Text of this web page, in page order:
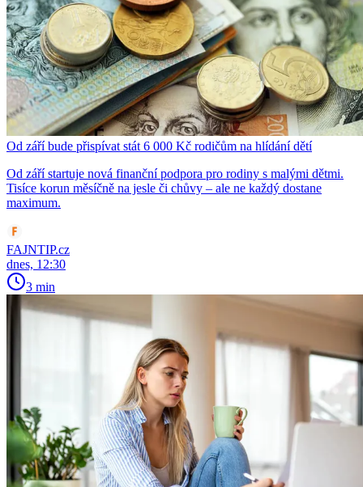
Od září bude přispívat stát 6 000 Kč rodičům na hlídání dětí
Od září startuje nová finanční podpora pro rodiny s malými dětmi.
Tisíce korun měsíčně na jesle či chůvy – ale ne každý dostane
maximum.
FAJNTIP.cz
dnes, 12:30
3 min